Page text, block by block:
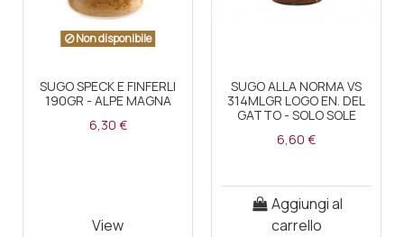
Non disponibile
SUGO SPECK E FINFERLI
190GR - ALPE MAGNA
6,30 €
View
SUGO ALLA NORMA VS
314MLGR LOGO EN. DEL
GATTO - SOLO SOLE
6,60 €
Aggiungi al
carrello